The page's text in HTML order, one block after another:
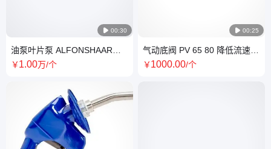
 00:30
油泵叶片泵 ALFONSHAAR中
国总代 FPOG FPQ 输送矿物油
￥1.00万/个
 00:25
气动底阀 PV 65 80 降低流速
油气分离 alfonshaar截止阀
￥1000.00/个